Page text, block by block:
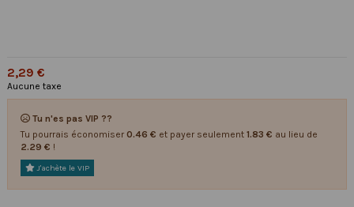
2,29 €
Aucune taxe
Tu n'es pas VIP ??
Tu pourrais économiser 0.46 € et payer seulement 1.83 € au lieu de
2.29 € !
J'achète le VIP